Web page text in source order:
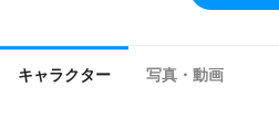
キャラクター 写真・動画